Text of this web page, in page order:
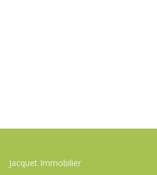
Jacquet Immobilier